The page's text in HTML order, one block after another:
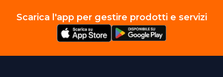
Scarica l'app per gestire prodotti e servizi